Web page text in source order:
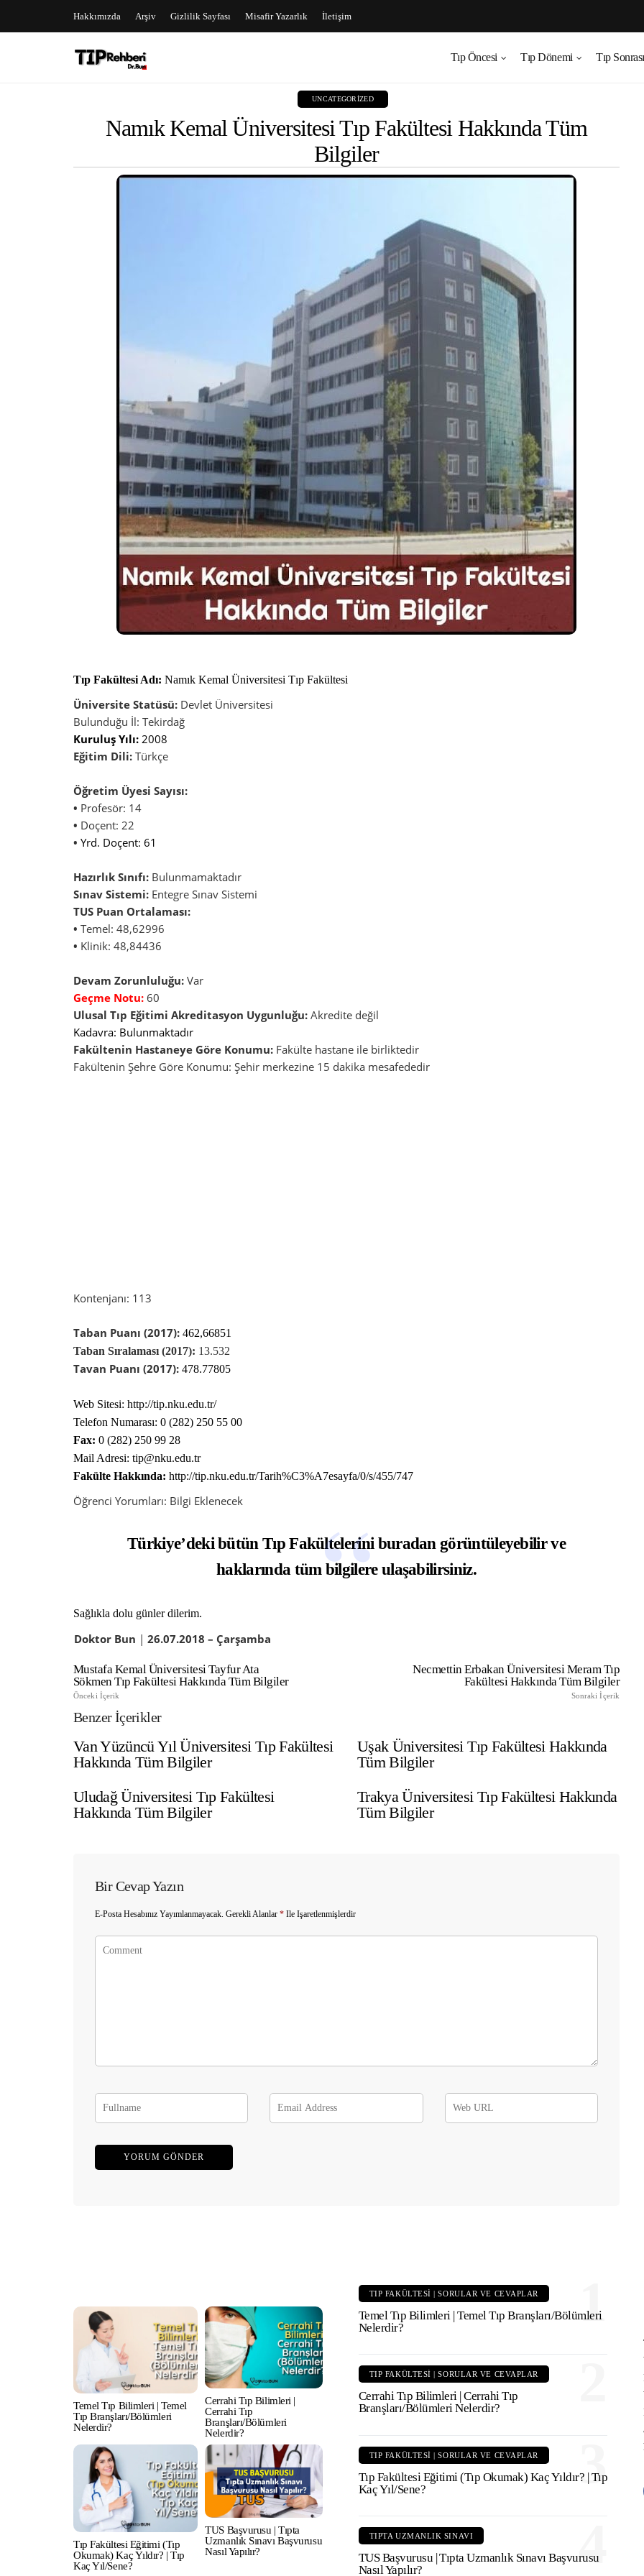
Hakkımızda Arşiv Gizlilik Sayfası Misafir Yazarlık İletişim
Tıp Öncesi Tıp Dönemi Tıp Sonrası
UNCATEGORIZED
Namık Kemal Üniversitesi Tıp Fakültesi Hakkında Tüm
Bilgiler
Tıp Fakültesi Adı: Namık Kemal Üniversitesi Tıp Fakültesi
Üniversite Statüsü: Devlet Üniversitesi
Bulunduğu İl: Tekirdağ
Kuruluş Yılı: 2008
Eğitim Dili: Türkçe
Öğretim Üyesi Sayısı:
• Profesör: 14
• Doçent: 22
• Yrd. Doçent: 61
Hazırlık Sınıfı: Bulunmamaktadır
Sınav Sistemi: Entegre Sınav Sistemi
TUS Puan Ortalaması:
• Temel: 48,62996
• Klinik: 48,84436
Devam Zorunluluğu: Var
Geçme Notu: 60
Ulusal Tıp Eğitimi Akreditasyon Uygunluğu: Akredite değil
Kadavra: Bulunmaktadır
Fakültenin Hastaneye Göre Konumu: Fakülte hastane ile birliktedir
Fakültenin Şehre Göre Konumu: Şehir merkezine 15 dakika mesafededir
Kontenjanı: 113
Taban Puanı (2017): 462,66851
Taban Sıralaması (2017): 13.532
Tavan Puanı (2017): 478.77805
Web Sitesi: http://tip.nku.edu.tr/
Telefon Numarası: 0 (282) 250 55 00
Fax: 0 (282) 250 99 28
Mail Adresi: tip@nku.edu.tr
Fakülte Hakkında: http://tip.nku.edu.tr/Tarih%C3%A7esayfa/0/s/455/747
Öğrenci Yorumları: Bilgi Eklenecek
Türkiye’deki bütün Tıp Fakültelerini buradangörüntüleyebilir ve
haklarında tüm bilgilere ulaşabilirsiniz.
Sağlıkla dolu günler dilerim.
Doktor Bun | 26.07.2018 – Çarşamba
Mustafa Kemal Üniversitesi Tayfur Ata
Sökmen Tıp Fakültesi Hakkında Tüm Bilgiler
Önceki İçerik
Necmettin Erbakan Üniversitesi Meram Tıp
Fakültesi Hakkında Tüm Bilgiler
Sonraki İçerik
Benzer İçerikler
Van Yüzüncü Yıl Üniversitesi Tıp Fakültesi
Hakkında Tüm Bilgiler
Uşak Üniversitesi Tıp Fakültesi Hakkında
Tüm Bilgiler
Uludağ Üniversitesi Tıp Fakültesi
Hakkında Tüm Bilgiler
Trakya Üniversitesi Tıp Fakültesi Hakkında
Tüm Bilgiler
Bir Cevap Yazın
E-Posta Hesabınız Yayımlanmayacak. Gerekli Alanlar * Ile Işaretlenmişlerdir
Temel Tıp Bilimleri | Temel
Tıp Branşları/Bölümleri
Nelerdir?
Cerrahi Tıp Bilimleri |
Cerrahi Tıp
Branşları/Bölümleri
Nelerdir?
Tıp Fakültesi Eğitimi (Tıp
Okumak) Kaç Yıldır? | Tıp
Kaç Yıl/Sene?
TUS Başvurusu | Tıpta
Uzmanlık Sınavı Başvurusu
Nasıl Yapılır?
1
TIP FAKÜLTESI | SORULAR VE CEVAPLAR
Temel Tıp Bilimleri | Temel Tıp Branşları/Bölümleri
Nelerdir?
TIP FAKÜLTESI | SORULAR VE CEVAPLAR
Cerrahi Tıp Bilimleri | Cerrahi Tıp
Branşları/Bölümleri Nelerdir?
3
TIP FAKÜLTESI | SORULAR VE CEVAPLAR
Tıp Fakültesi Eğitimi (Tıp Okumak) Kaç Yıldır? | Tıp
Kaç Yıl/Sene?
4
TIPTA UZMANLIK SINAVI
TUS Başvurusu | Tıpta Uzmanlık Sınavı Başvurusu
Nasıl Yapılır?